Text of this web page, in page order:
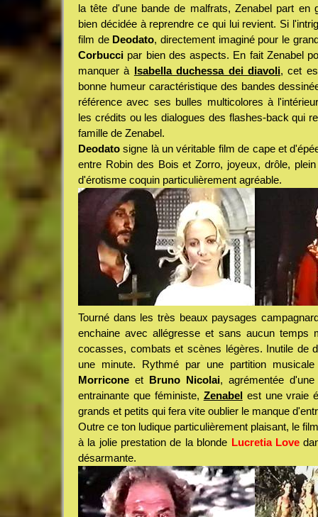
la tête d'une bande de malfrats, Zenabel part en
bien décidée à reprendre ce qui lui revient. Si
film de Deodato, directement imaginé pour le
Corbucci par bien des aspects. En fait Zenabel
manquer à Isabella duchessa dei diavoli, cet
bonne humeur caractéristique des bandes
référence avec ses bulles multicolores à
les crédits ou les dialogues des flashes-back qui
famille de Zenabel.
Deodato signe là un véritable film de cape et
entre Robin des Bois et Zorro, joyeux, drôle,
d'érotisme coquin particulièrement agréable.
Tourné dans les très beaux paysages
enchaine avec allégresse et sans aucun temps
cocasses, combats et scènes légères. Inutile de
une minute. Rythmé par une partition
Morricone et Bruno Nicolai, agrémentée
entrainante que féministe, Zenabelest une vraie
grands et petits qui fera vite oublier le manque
Outre ce ton ludique particulièrement plaisant, le
à la jolie prestation de la blonde Lucretia Love
désarmante.